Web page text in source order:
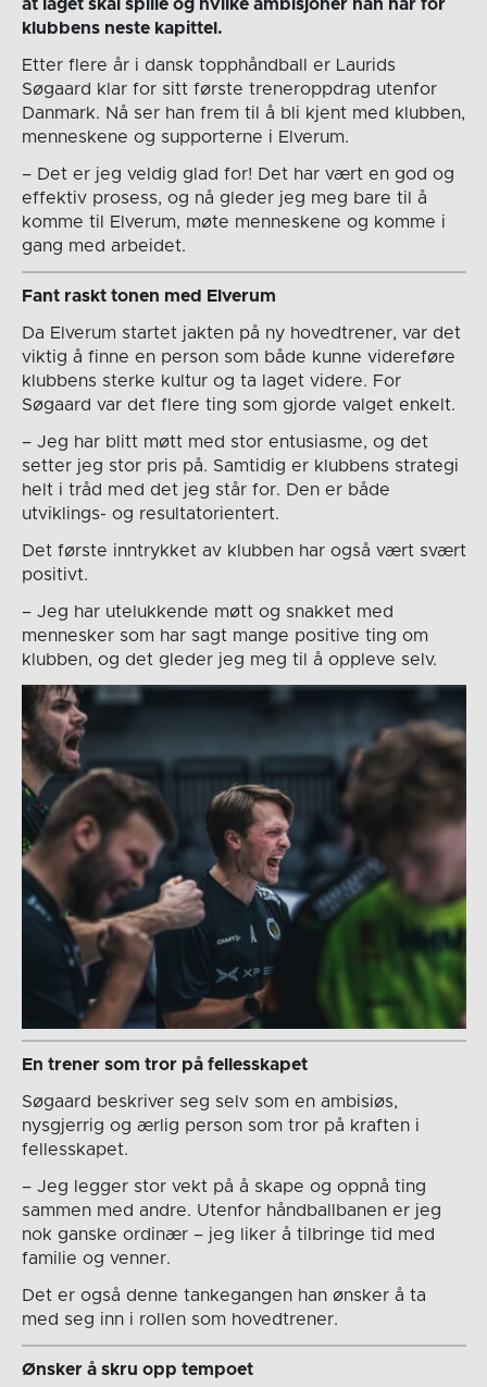
at laget skal spille og hvilke ambisjoner han har for
klubbens neste kapittel.
Etter flere år i dansk topphåndball er Laurids
Søgaard klar for sitt første treneroppdrag utenfor
Danmark. Nå ser han frem til å bli kjent med klubben,
menneskene og supporterne i Elverum.
– Det er jeg veldig glad for! Det har vært en god og
effektiv prosess, og nå gleder jeg meg bare til å
komme til Elverum, møte menneskene og komme i
gang med arbeidet.
Fant raskt tonen med Elverum
Da Elverum startet jakten på ny hovedtrener, var det
viktig å finne en person som både kunne videreføre
klubbens sterke kultur og ta laget videre. For
Søgaard var det flere ting som gjorde valget enkelt.
– Jeg har blitt møtt med stor entusiasme, og det
setter jeg stor pris på. Samtidig er klubbens strategi
helt i tråd med det jeg står for. Den er både
utviklings- og resultatorientert.
Det første inntrykket av klubben har også vært svært
positivt.
– Jeg har utelukkende møtt og snakket med
mennesker som har sagt mange positive ting om
klubben, og det gleder jeg meg til å oppleve selv.
En trener som tror på fellesskapet
Søgaard beskriver seg selv som en ambisiøs,
nysgjerrig og ærlig person som tror på kraften i
fellesskapet.
– Jeg legger stor vekt på å skape og oppnå ting
sammen med andre. Utenfor håndballbanen er jeg
nok ganske ordinær – jeg liker å tilbringe tid med
familie og venner.
Det er også denne tankegangen han ønsker å ta
med seg inn i rollen som hovedtrener.
Ønsker å skru opp tempoet